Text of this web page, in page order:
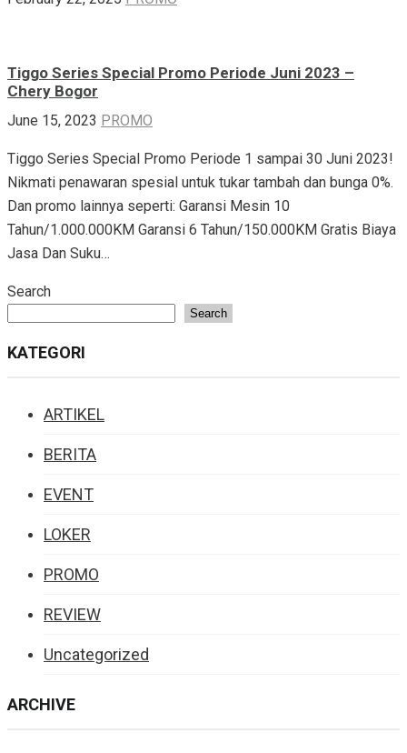
Tiggo Series Special Promo Periode Juni 2023 –
Chery Bogor
June 15, 2023 PROMO
Tiggo Series Special Promo Periode 1 sampai 30 Juni 2023!
Nikmati penawaran spesial untuk tukar tambah dan bunga 0%.
Dan promo lainnya seperti: Garansi Mesin 10
Tahun/1.000.000KM Garansi 6 Tahun/150.000KM Gratis Biaya
Jasa Dan Suku…
Search
Search
KATEGORI
ARTIKEL
BERITA
EVENT
LOKER
PROMO
REVIEW
Uncategorized
ARCHIVE